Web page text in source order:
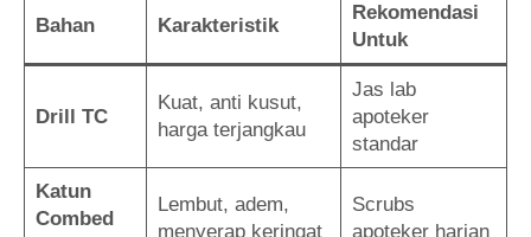
Bahan Karakteristik
Rekomendasi
Untuk
Drill TC
Kuat, anti kusut,
harga terjangkau
Jas lab
apoteker
standar
Katun
Combed
Lembut, adem,
menyerap keringat
Scrubs
apoteker harian